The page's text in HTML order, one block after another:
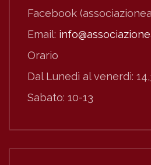
Facebook
Email:
Orario
Dal Lunedì al venerdì:
Sabato: 10-13